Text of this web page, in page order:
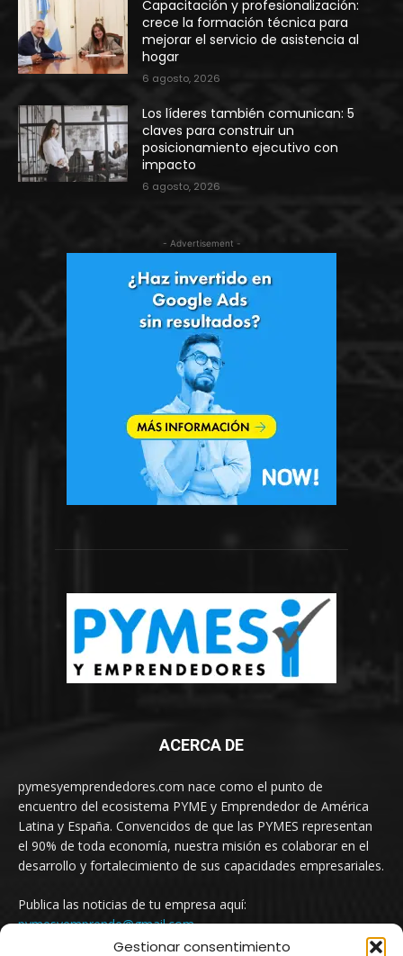
Gestionar consentimiento
Capacitación y profesionalización:
crece la formación técnica para
mejorar el servicio de asistencia al
hogar
6 agosto, 2026
Los líderes también comunican: 5
claves para construir un
posicionamiento ejecutivo con
impacto
6 agosto, 2026
- Advertisement -
ACERCA DE
pymesyemprendedores.com nace como el punto de
encuentro del ecosistema PYME y Emprendedor de América
Latina y España. Convencidos de que las PYMES representan
el 90% de toda economía, nuestra misión es colaborar en el
desarrollo y fortalecimiento de sus capacidades empresariales.
Publica las noticias de tu empresa aquí:
pymesyemprende@gmail.com